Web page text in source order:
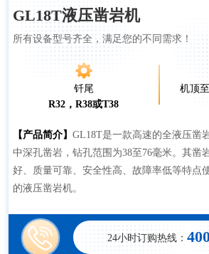
GL18T液压凿岩机
所有设备型号齐全，满足您的不同需求！
钎尾
R32，R38或T38
机顶
【产品简介】 GL18T是一款高速的全液压凿
中深孔凿岩，钻孔范围为38至76毫米。其凿
好、质量可靠、安全性高、故障率低等特点
的液压凿岩机。
24小时订购热线：